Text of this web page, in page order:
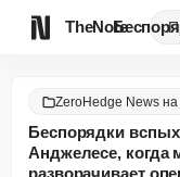
TheNote
ZeroHedge News на
Беспорядки
Анджелесе, когда
разворачивает